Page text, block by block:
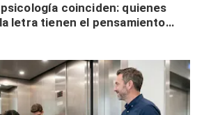
coinciden: quienes
letra tienen el pensamiento
por desinterés